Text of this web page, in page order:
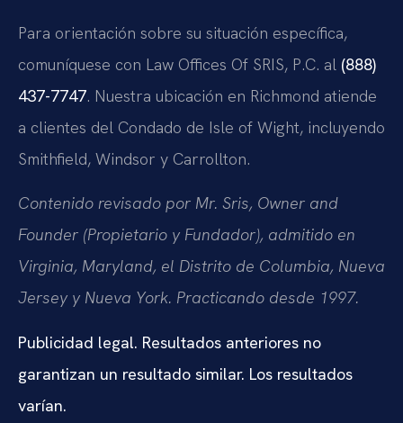
Para orientación sobre su situación específica,
comuníquese con Law Offices Of SRIS, P.C. al (888)
437-7747. Nuestra ubicación en Richmond atiende
a clientes del Condado de Isle of Wight, incluyendo
Smithfield, Windsor y Carrollton.
Contenido revisado por Mr. Sris, Owner and
Founder (Propietario y Fundador), admitido en
Virginia, Maryland, el Distrito de Columbia, Nueva
Jersey y Nueva York. Practicando desde 1997.
Publicidad legal. Resultados anteriores no
garantizan un resultado similar. Los resultados
varían.